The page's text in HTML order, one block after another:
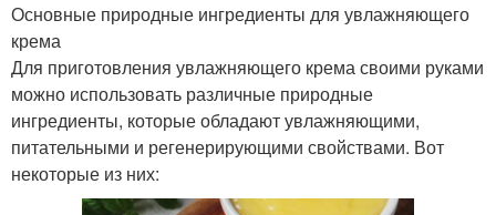
Основные природные ингредиенты для увлажняющего
крема
Для приготовления увлажняющего крема своими руками
можно использовать различные природные
ингредиенты, которые обладают увлажняющими,
питательными и регенерирующими свойствами. Вот
некоторые из них: